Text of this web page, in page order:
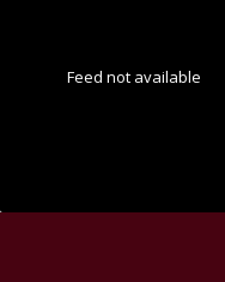
Feed not available